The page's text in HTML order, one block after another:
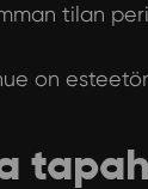
tilan
on